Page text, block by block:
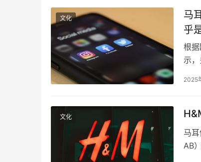
文化
马
乎
根
示
费
2025
文化
马
AB